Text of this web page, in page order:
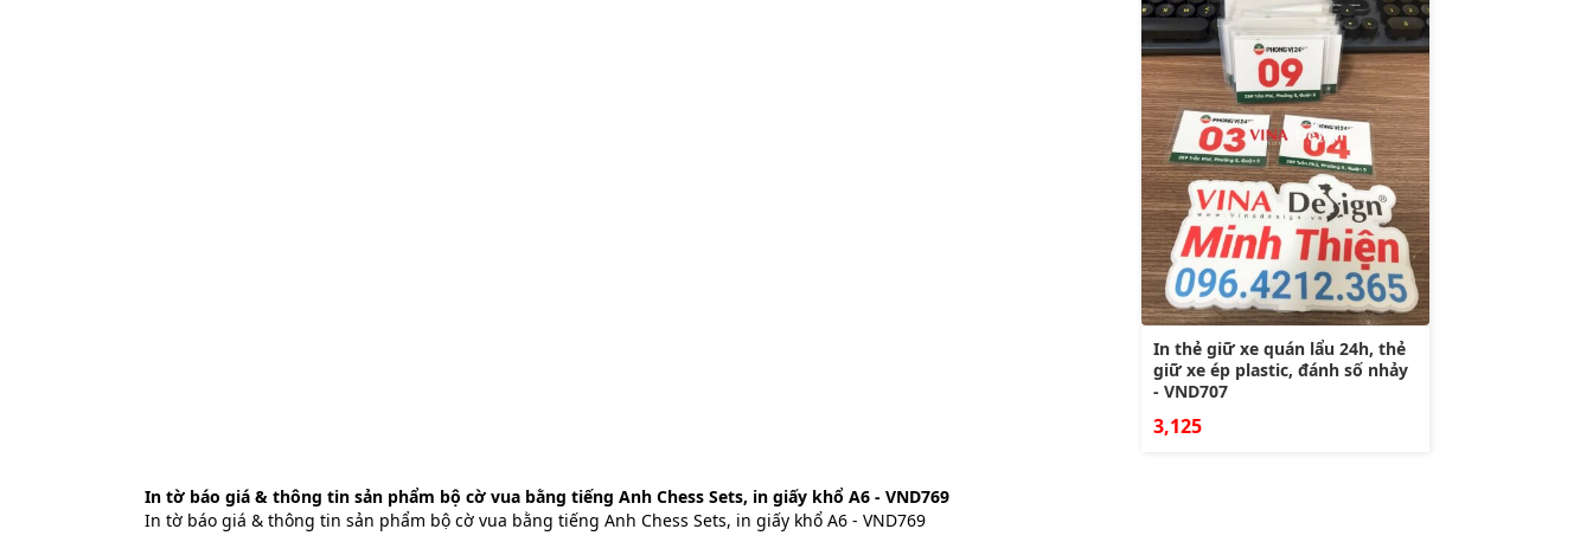
In thẻ giữ xe quán lẩu 24h, thẻ
giữ xe ép plastic, đánh số nhảy
- VND707
3,125
In tờ báo giá & thông tin sản phẩm bộ cờ vua bằng tiếng Anh Chess Sets, in giấy khổ A6 - VND769
In tờ báo giá & thông tin sản phẩm bộ cờ vua bằng tiếng Anh Chess Sets, in giấy khổ A6 - VND769